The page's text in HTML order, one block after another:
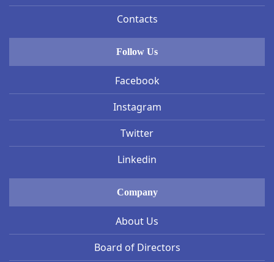
Contacts
Follow Us
Facebook
Instagram
Twitter
Linkedin
Company
About Us
Board of Directors